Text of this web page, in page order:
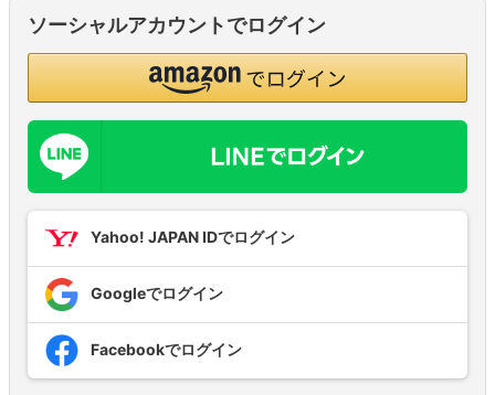
ソーシャルアカウントでログイン
Yahoo! JAPAN IDでログイン
Googleでログイン
Facebookでログイン